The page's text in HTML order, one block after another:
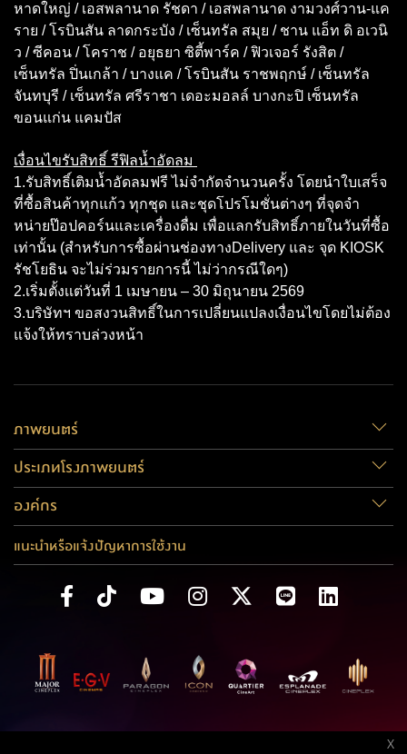
X
หาดใหญ่ / เอสพลานาด รัชดา / เอสพลานาด งามวงศ์วาน-แค
ราย / โรบินสัน ลาดกระบัง / เซ็นทรัล สมุย / ชาน แอ็ท ดิ อเวนิ
ว / ซีคอน / โคราช / อยุธยา ซิตี้พาร์ค / ฟิวเจอร์ รังสิต /
เซ็นทรัล ปิ่นเกล้า / บางแค / โรบินสัน ราชพฤกษ์ / เซ็นทรัล
จันทบุรี / เซ็นทรัล ศรีราชา เดอะมอลล์ บางกะปิ เซ็นทรัล
ขอนแก่น แคมปัส
เงื่อนไขรับสิทธิ์ รีฟิลน้ำอัดลม
1.รับสิทธิ์เติมน้ำอัดลมฟรี ไม่จำกัดจำนวนครั้ง โดยนำใบเสร็จ
ที่ซื้อสินค้าทุกแก้ว ทุกชุด และชุดโปรโมชั่นต่างๆ ที่จุดจำ
หน่ายป๊อปคอร์นและเครื่องดื่ม เพื่อแลกรับสิทธิ์ภายในวันที่ซื้อ
เท่านั้น (สำหรับการซื้อผ่านช่องทางDelivery และ จุด KIOSK
รัชโยธิน จะไม่ร่วมรายการนี้ ไม่ว่ากรณีใดๆ)
2.เริ่มตั้งเเต่วันที่ 1 เมษายน – 30 มิถุนายน 2569
3.บริษัทฯ ขอสงวนสิทธิ์ในการเปลี่ยนแปลงเงื่อนไขโดยไม่ต้อง
แจ้งให้ทราบล่วงหน้า
ภาพยนตร์
ประเภทโรงภาพยนตร์
องค์กร
แนะนำหรือแจ้งปัญหาการใช้งาน